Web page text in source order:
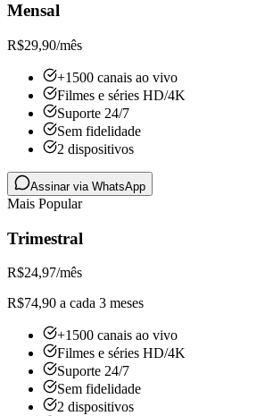
Mensal
R$29,90/mês
+1500 canais ao vivo
Filmes e séries HD/4K
Suporte 24/7
Sem fidelidade
2 dispositivos
Assinar via WhatsApp
Mais Popular
Trimestral
R$24,97/mês
R$74,90 a cada 3 meses
+1500 canais ao vivo
Filmes e séries HD/4K
Suporte 24/7
Sem fidelidade
2 dispositivos